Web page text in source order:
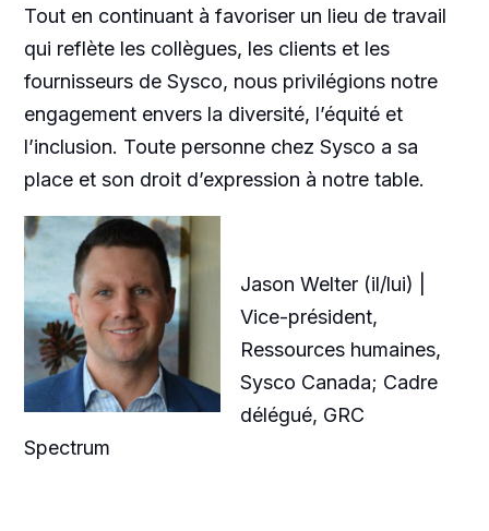
Tout en continuant à favoriser un lieu de travail
qui reflète les collègues, les clients et les
fournisseurs de Sysco, nous privilégions notre
engagement envers la diversité, l’équité et
l’inclusion. Toute personne chez Sysco a sa
place et son droit d’expression à notre table.
Jason Welter (il/lui) |
Vice-président,
Ressources humaines,
Sysco Canada; Cadre
délégué, GRC
Spectrum